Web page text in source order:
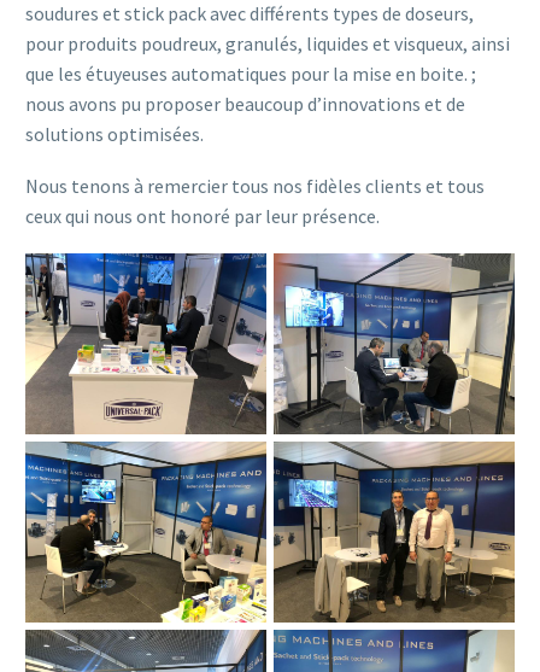
soudures et stick pack avec différents types de doseurs,
pour produits poudreux, granulés, liquides et visqueux, ainsi
que les étuyeuses automatiques pour la mise en boite. ;
nous avons pu proposer beaucoup d’innovations et de
solutions optimisées.
Nous tenons à remercier tous nos fidèles clients et tous
ceux qui nous ont honoré par leur présence.